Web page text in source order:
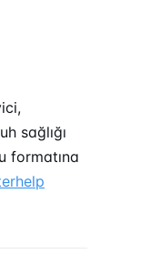
sağlığı
formatına